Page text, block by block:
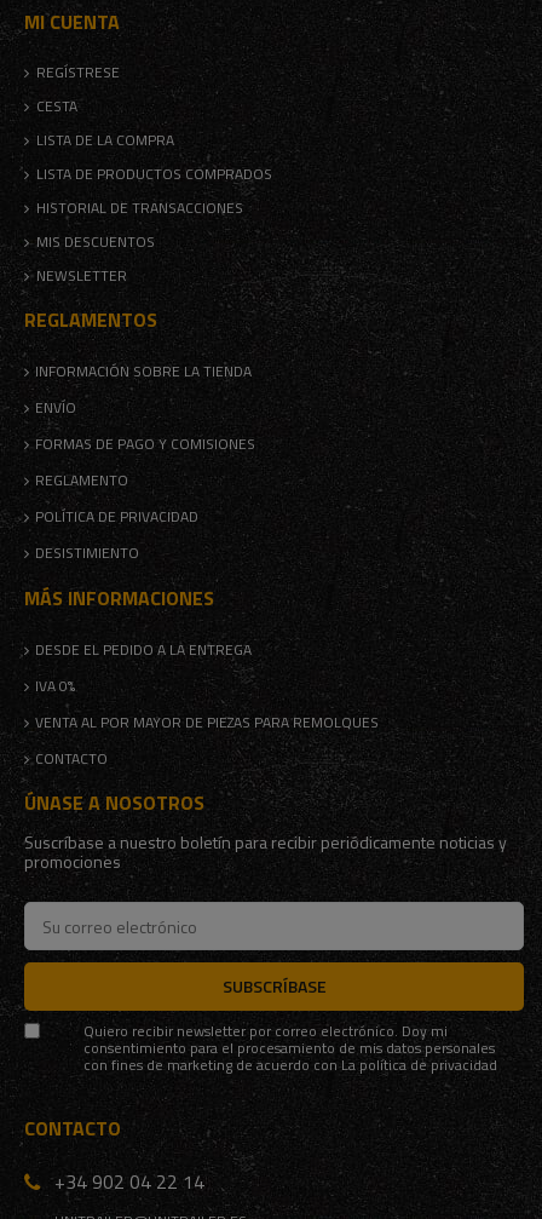
MI CUENTA
REGÍSTRESE
CESTA
LISTA DE LA COMPRA
LISTA DE PRODUCTOS COMPRADOS
HISTORIAL DE TRANSACCIONES
MIS DESCUENTOS
NEWSLETTER
REGLAMENTOS
INFORMACIÓN SOBRE LA TIENDA
ENVÍO
FORMAS DE PAGO Y COMISIONES
REGLAMENTO
POLÍTICA DE PRIVACIDAD
DESISTIMIENTO
MÁS INFORMACIONES
DESDE EL PEDIDO A LA ENTREGA
IVA 0%
VENTA AL POR MAYOR DE PIEZAS PARA REMOLQUES
CONTACTO
ÚNASE A NOSOTROS
Suscríbase a nuestro boletín para recibir periódicamente noticias y
promociones
SUBSCRÍBASE
Quiero recibir newsletter por correo electrónico. Doy mi
consentimiento para el procesamiento de mis datos personales
con fines de marketing de acuerdo conLa política de privacidad
CONTACTO
+34 902 04 22 14